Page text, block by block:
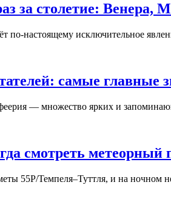
за столетие:
по-настоящему исключительное
самые главные
— множество ярких и
смотреть метеорный
55P/Темпеля–Туттля, и на